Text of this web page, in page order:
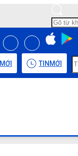
MỚI TIN MỚI